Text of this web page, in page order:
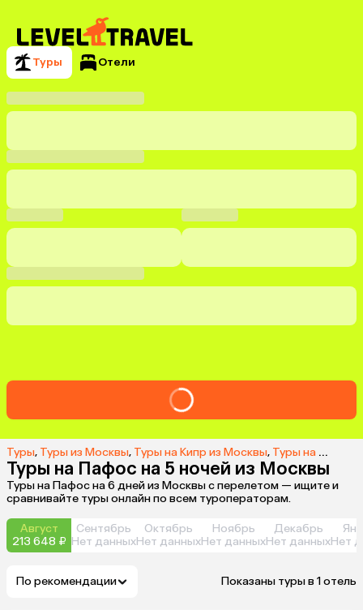
Туры Отели
Туры, Туры из Москвы, Туры на Кипр из Москвы, Туры на Пафос из Москвы
Туры на Пафос на 5 ночей из Москвы
Туры на Пафос на 6 дней из Москвы с перелетом — ищите и
сравнивайте туры онлайн по всем туроператорам.
Август
213 648 ₽
Сентябрь
Нет данных
Октябрь
Нет данных
Ноябрь
Нет данных
Декабрь
Нет данныхНет
По рекомендации Показаны туры в 1 отель